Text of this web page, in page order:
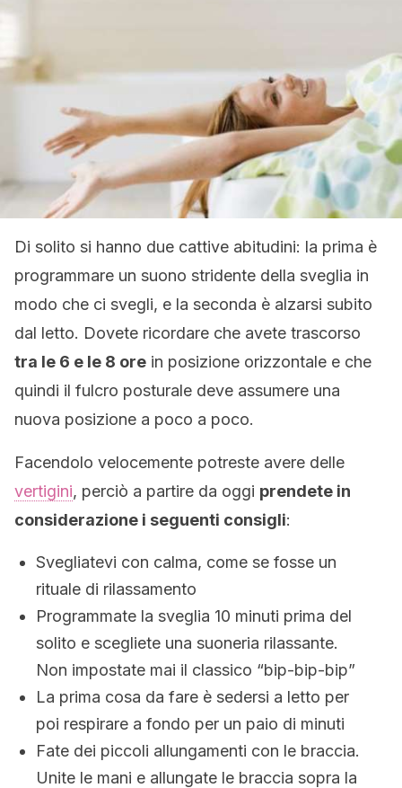
Di solito si hanno due cattive abitudini: la prima è
programmare un suono stridente della sveglia in
modo che ci svegli, e la seconda è alzarsi subito
dal letto. Dovete ricordare che avete trascorso
tra le 6 e le 8 ore in posizione orizzontale e che
quindi il fulcro posturale deve assumere una
nuova posizione a poco a poco.
Facendolo velocemente potreste avere delle
vertigini, perciò a partire da oggi prendete in
considerazione i seguenti consigli:
Svegliatevi con calma, come se fosse un
rituale di rilassamento
Programmate la sveglia 10 minuti prima del
solito e scegliete una suoneria rilassante.
Non impostate mai il classico “bip-bip-bip”
La prima cosa da fare è sedersi a letto per
poi respirare a fondo per un paio di minuti
Fate dei piccoli allungamenti con le braccia.
Unite le mani e allungate le braccia sopra la